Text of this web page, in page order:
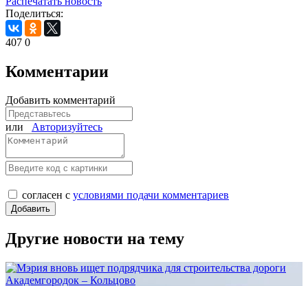
Поделиться:
407 0
Комментарии
Добавить комментарий
или Авторизуйтесь
согласен с условиями подачи комментариев
Другие новости на тему